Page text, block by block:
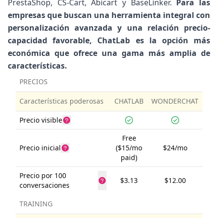
PrestaShop, CS-Cart, Abicart y BaseLinker. Para las
empresas que buscan una herramienta integral con
personalización avanzada y una relación precio-
capacidad favorable, ChatLab es la opción más
económica que ofrece una gama más amplia de
características.
PRECIOS
Características poderosas CHATLAB WONDERCHAT
Precio visible
Precio inicial
Free
($15/mo
paid)
$24/mo
Precio por 100
conversaciones
$3.13 $12.00
TRAINING